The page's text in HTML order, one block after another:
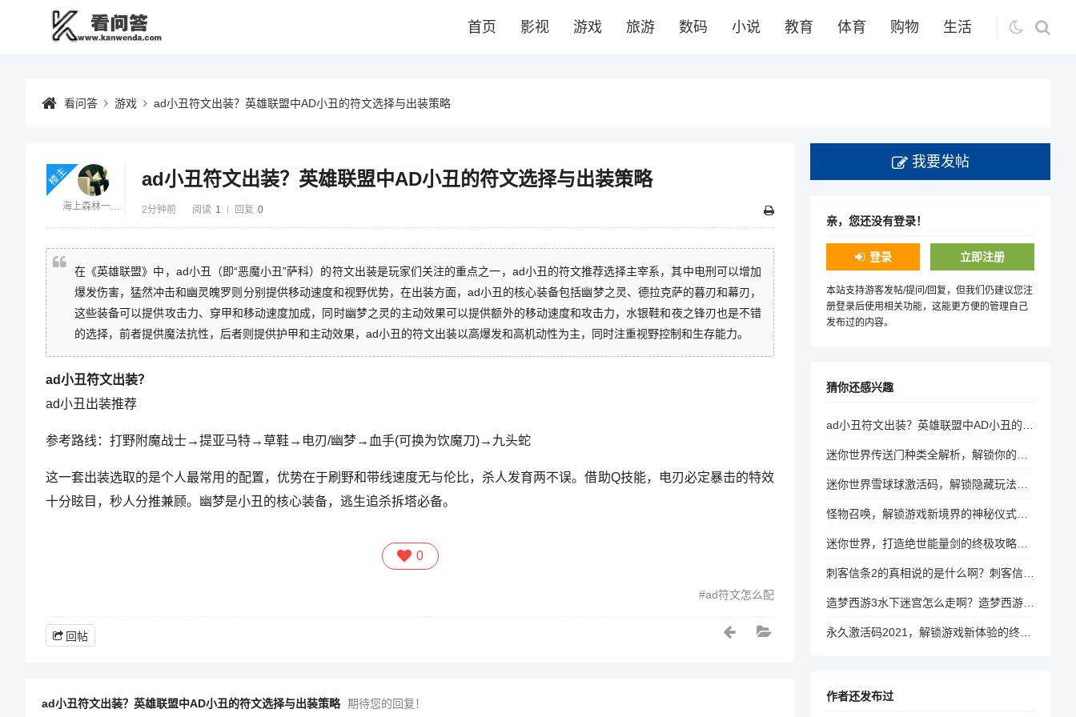
首页 影视 游戏 旅游 数码 小说 教育 体育 购物 生活
看问答 游戏 ad小丑符文出装？英雄联盟中AD小丑的符文选择与出装策略
ad小丑符文出装？英雄联盟中AD小丑的符文选择与出装策略
2分钟前 阅读 1 回复 0
海上森林一只猫
楼主
在《英雄联盟》中，ad小丑（即“恶魔小丑”萨科）的符文出装是玩家们关注的重点之一，ad小丑的符文推荐选择主宰系，其中电刑可以增加
爆发伤害，猛然冲击和幽灵魄罗则分别提供移动速度和视野优势，在出装方面，ad小丑的核心装备包括幽梦之灵、德拉克萨的暮刃和幕刃，
这些装备可以提供攻击力、穿甲和移动速度加成，同时幽梦之灵的主动效果可以提供额外的移动速度和攻击力，水银鞋和夜之锋刃也是不错
的选择，前者提供魔法抗性，后者则提供护甲和主动效果，ad小丑的符文出装以高爆发和高机动性为主，同时注重视野控制和生存能力。
ad小丑符文出装？
ad小丑出装推荐
参考路线：打野附魔战士→提亚马特→草鞋→电刃/幽梦→血手(可换为饮魔刀)→九头蛇
这一套出装选取的是个人最常用的配置，优势在于刷野和带线速度无与伦比，杀人发育两不误。借助Q技能，电刃必定暴击的特效
十分眩目，秒人分推兼顾。幽梦是小丑的核心装备，逃生追杀拆塔必备。
0
ad符文怎么配
回帖
ad小丑符文出装？英雄联盟中AD小丑的符文选择与出装策略 期待您的回复！
我要发帖
亲，您还没有登录！
登录 立即注册
本站支持游客发帖/提问/回复，但我们仍建议您注
册登录后使用相关功能，这能更方便的管理自己
发布过的内容。
猜你还感兴趣
ad小丑符文出装？英雄联盟中AD小丑的符文选择与出装策略
迷你世界传送门种类全解析，解锁你的冒险新维度，迷你世界，解锁传送门种类，探索冒险新维度
迷你世界雪球球激活码，解锁隐藏玩法与独特体验的攻略指南，解锁隐藏玩法，迷你世界雪球球激活码攻略指南
怪物召唤，解锁游戏新境界的神秘仪式，解锁游戏新境界，怪物召唤的神秘仪式揭秘
迷你世界，打造绝世能量剑的终极攻略，如何打造迷你世界中的绝世能量剑？
刺客信条2的真相说的是什么啊？刺客信条2的真相揭秘，历史与虚构的交织
造梦西游3水下迷宫怎么走啊？造梦西游3水下迷宫攻略，如何顺利穿越？
永久激活码2021，解锁游戏新体验的终极秘籍，2021年永久激活码，解锁游戏新体验的秘密方法？
作者还发布过